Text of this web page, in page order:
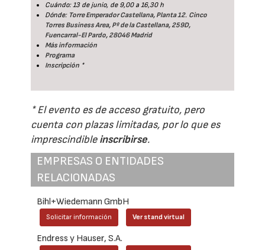
Cuándo: 13 de junio, de 9,00 a 16,30 h
Dónde: Torre Emperador Castellana, Planta 12. Cinco
Torres Business Area, Pº de la Castellana, 259D,
Fuencarral-El Pardo, 28046 Madrid
Más información
Programa
Inscripción*
* El evento es de acceso gratuito, pero
cuenta con plazas limitadas, por lo que es
imprescindibleinscribirse.
EMPRESAS O ENTIDADES
RELACIONADAS
Bihl+Wiedemann GmbH
Solicitar información Ver stand virtual
Endress y Hauser, S.A.